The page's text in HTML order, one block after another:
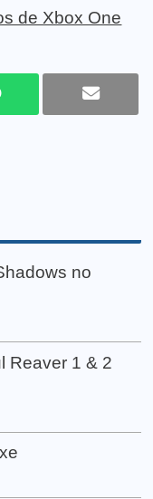
de Xbox One
no
Reaver 1 & 2